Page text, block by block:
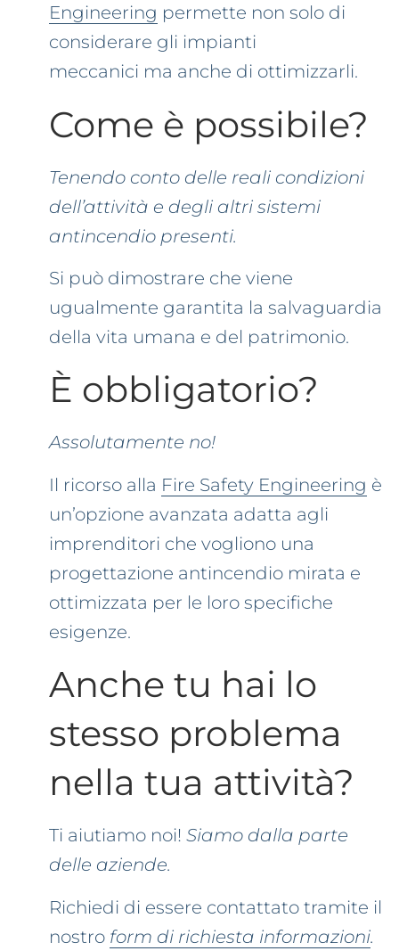
Engineering permette non solo di
considerare gli impianti
meccanici ma anche di ottimizzarli.
Come è possibile?
Tenendo conto delle reali condizioni
dell’attività e degli altri sistemi
antincendio presenti.
Si può dimostrare che viene
ugualmente garantita la salvaguardia
della vita umana e del patrimonio.
È obbligatorio?
Assolutamente no!
Il ricorso alla Fire Safety Engineering è
un’opzione avanzata adatta agli
imprenditori che vogliono una
progettazione antincendio mirata e
ottimizzata per le loro specifiche
esigenze.
Anche tu hai lo
stesso problema
nella tua attività?
Ti aiutiamo noi! Siamo dalla parte
delle aziende.
Richiedi di essere contattato tramite il
nostro form di richiesta informazioni.